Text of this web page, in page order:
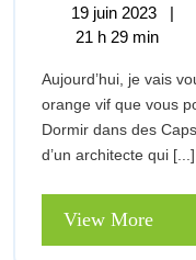
19 juin 2023
19|
21 h 29 min
Aujourd’hui, je vais vous parler de deux soucoupes d’un
orange vif que vous
Dormir dans des
d’un architecte qui [...]
View More